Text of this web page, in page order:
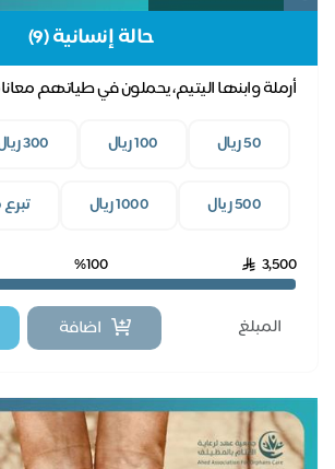
حالة إنسانية (9)
أرملة وابنها اليتيم، يحملون في طياتهم معاناة
1000 ريال تبرع
3,500
%100
اضافة